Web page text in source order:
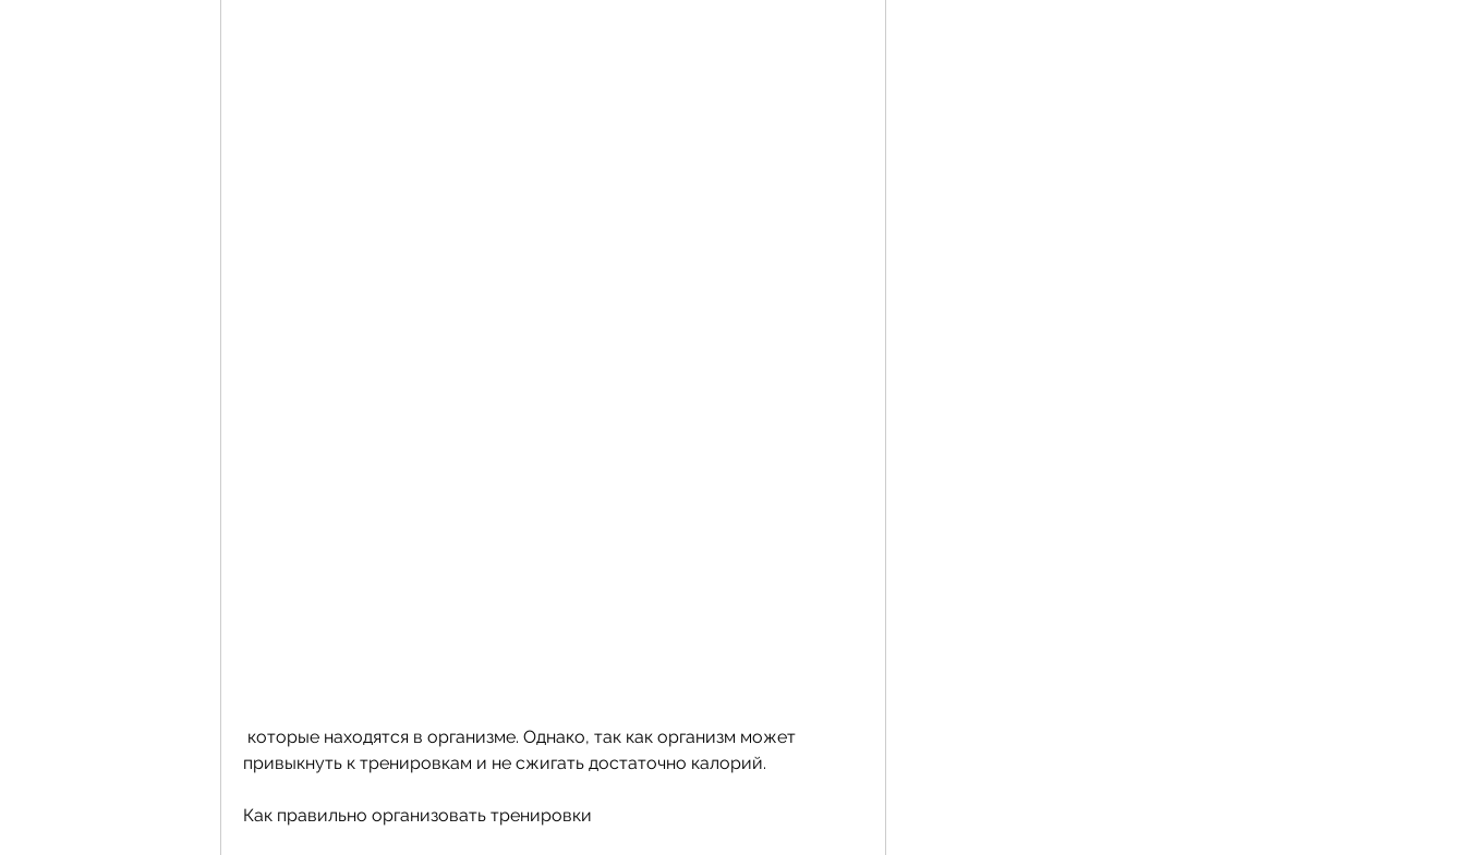
привыкнуть к тренировкам и не сжигать достаточно калорий.
Как правильно организовать тренировки